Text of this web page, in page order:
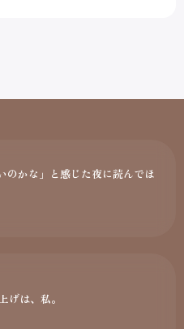
のかな」と感じた夜に読んでほ
げは、私。